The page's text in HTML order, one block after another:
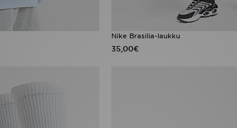
Nike Brasilia-laukku
35,00€